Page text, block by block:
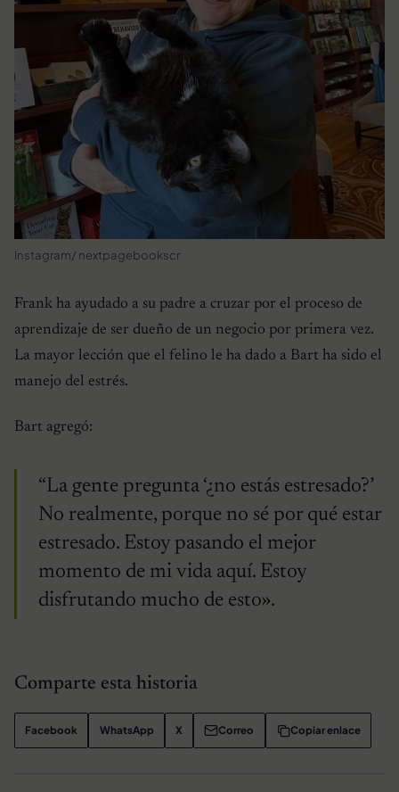
Instagram/ nextpagebookscr
Frank ha ayudado a su padre a cruzar por el proceso de
aprendizaje de ser dueño de un negocio por primera vez.
La mayor lección que el felino le ha dado a Bart ha sido el
manejo del estrés.
Bart agregó:
“La gente pregunta ‘¿no estás estresado?’
No realmente, porque no sé por qué estar
estresado. Estoy pasando el mejor
momento de mi vida aquí. Estoy
disfrutando mucho de esto».
Comparte esta historia
Facebook WhatsApp X Correo Copiar enlace